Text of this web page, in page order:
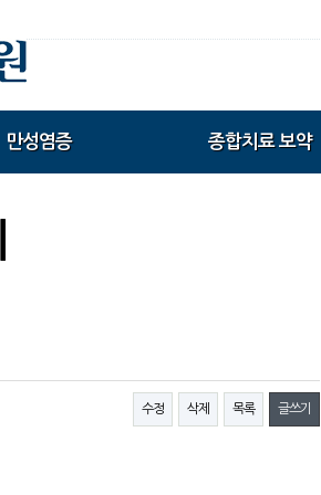
만성염증 종합치료 보약
수정 삭제 목록 글쓰기